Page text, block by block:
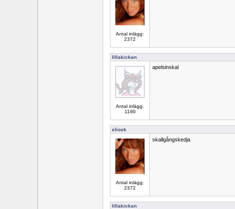
Antal inlägg:
2372
lillakickan
Antal inlägg:
1190
apelsinskal
eliosk
Antal inlägg:
2372
skallgångskedja
lillakickan